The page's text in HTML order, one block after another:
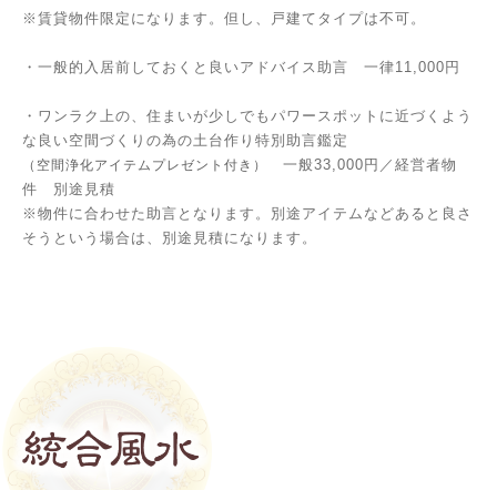
※賃貸物件限定になります。但し、戸建てタイプは不可。
・一般的入居前しておくと良いアドバイス助言 一律11,000円
・ワンラク上の、住まいが少しでもパワースポットに近づくよう
な良い空間づくりの為の土台作り特別助言鑑定
（空間浄化アイテムプレゼント付き）
一般33,000円／経営者物
件 別途見積
※物件に合わせた助言となります。別途アイテムなどあると良さ
そうという場合は、別途見積になります。